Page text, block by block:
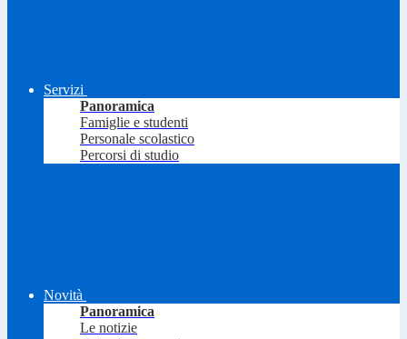
Servizi
Panoramica
Famiglie e studenti
Personale scolastico
Percorsi di studio
Novità
Panoramica
Le notizie